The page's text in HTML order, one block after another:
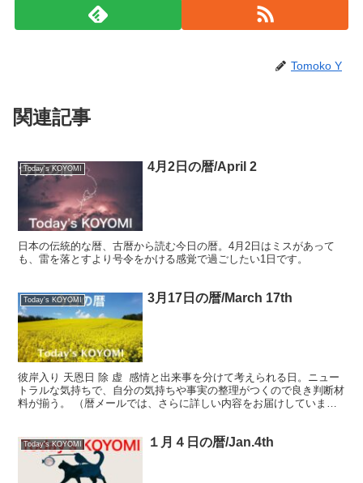
Tomoko Y
関連記事
Today's KOYOMI 4月2日の暦/April 2
日本の伝統的な暦、古暦から読む今日の暦。4月2日はミスがあって
も、雷を落とすより号令をかける感覚で過ごしたい1日です。
Today's KOYOMI 3月17日の暦/March 17th
彼岸入り 天恩日 除 虚 感情と出来事を分けて考えられる日。ニュー
トラルな気持ちで、自分の気持ちや事実の整理がつくので良き判断材
料が揃う。 （暦メールでは、さらに詳しい内容をお届けしていま
Today's KOYOMI １月４日の暦/Jan.4th